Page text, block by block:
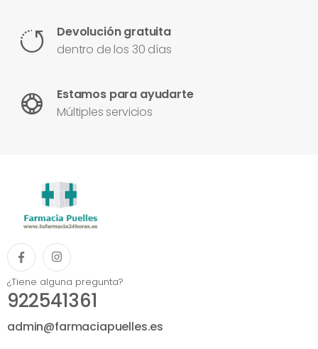
Devolución gratuita
dentro de los 30 días
Estamos para ayudarte
Múltiples servicios
¿Tiene alguna pregunta?
922541361
admin@farmaciapuelles.es